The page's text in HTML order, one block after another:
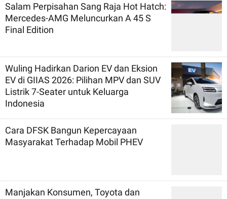
Salam Perpisahan Sang Raja Hot Hatch:
Mercedes-AMG Meluncurkan A 45 S
Final Edition
Wuling Hadirkan Darion EV dan Eksion
EV di GIIAS 2026: Pilihan MPV dan SUV
Listrik 7-Seater untuk Keluarga
Indonesia
Cara DFSK Bangun Kepercayaan
Masyarakat Terhadap Mobil PHEV
Manjakan Konsumen, Toyota dan